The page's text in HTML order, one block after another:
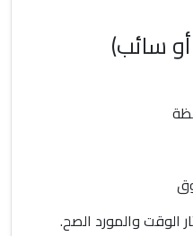
سائب)
الوقت والمورد الصح.